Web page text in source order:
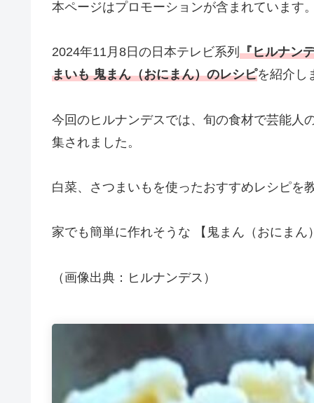
本ページはプロモーションが含まれています
2024年11月8日の日本テレビ系列 『ヒルナン
まいも 鬼まん（おにまん）のレシピを紹介し
今回のヒルナンデスでは、旬の食材で芸能人
集されました。
白菜、さつまいもを使ったおすすめレシピを
家でも簡単に作れそうな 【鬼まん（おにまん
（画像出典：ヒルナンデス）